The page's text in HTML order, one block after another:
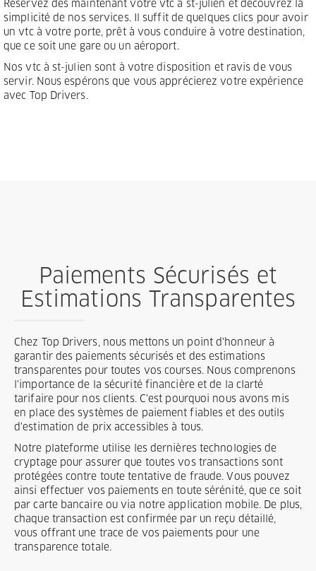
Réservez dès maintenant votre vtc à st-julien et découvrez la
simplicité de nos services. Il suffit de quelques clics pour avoir
un vtc à votre porte, prêt à vous conduire à votre destination,
que ce soit une gare ou un aéroport.
Nos vtc à st-julien sont à votre disposition et ravis de vous
servir. Nous espérons que vous apprécierez votre expérience
avec Top Drivers.
Paiements Sécurisés et
Estimations Transparentes
Chez Top Drivers, nous mettons un point d'honneur à
garantir des paiements sécurisés et des estimations
transparentes pour toutes vos courses. Nous comprenons
l'importance de la sécurité financière et de la clarté
tarifaire pour nos clients. C'est pourquoi nous avons mis
en place des systèmes de paiement fiables et des outils
d'estimation de prix accessibles à tous.
Notre plateforme utilise les dernières technologies de
cryptage pour assurer que toutes vos transactions sont
protégées contre toute tentative de fraude. Vous pouvez
ainsi effectuer vos paiements en toute sérénité, que ce soit
par carte bancaire ou via notre application mobile. De plus,
chaque transaction est confirmée par un reçu détaillé,
vous offrant une trace de vos paiements pour une
transparence totale.